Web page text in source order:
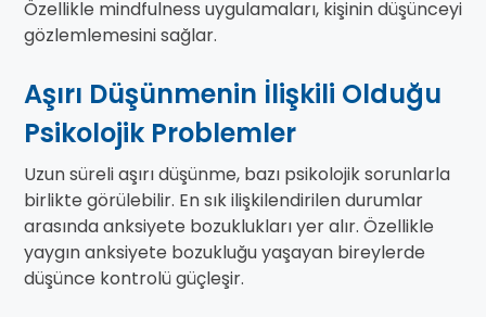
Özellikle mindfulness uygulamaları, kişinin düşünceyi
gözlemlemesini sağlar.
Aşırı Düşünmenin İlişkili Olduğu
Psikolojik Problemler
Uzun süreli aşırı düşünme, bazı psikolojik sorunlarla
birlikte görülebilir. En sık ilişkilendirilen durumlar
arasında anksiyete bozuklukları yer alır. Özellikle
yaygın anksiyete bozukluğu yaşayan bireylerde
düşünce kontrolü güçleşir.